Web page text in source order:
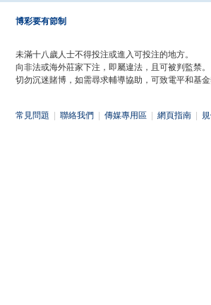
博彩要有節制
未滿十八歲人士不得投注或進入可投注的地方。
向非法或海外莊家下注，即屬違法，且可被判監禁。
切勿沉迷賭博，如需尋求輔導協助，可致電平和基金
常見問題 聯絡我們 傳媒專用區 網頁指南